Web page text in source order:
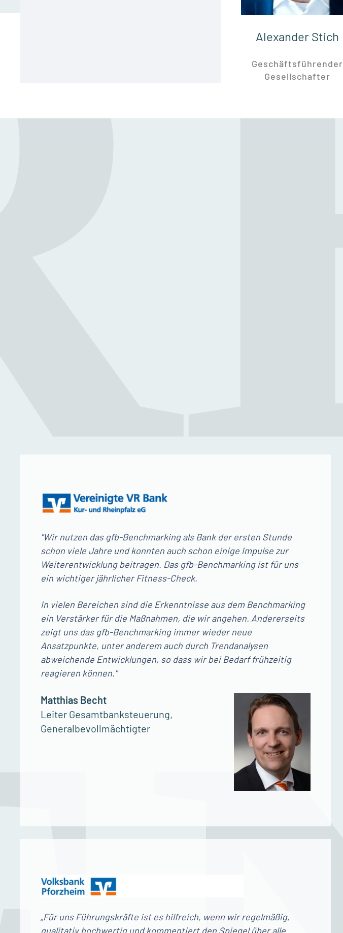
Alexander Stich
Geschäftsführender
Gesellschafter
"Wir nutzen das gfb-Benchmarking als Bank der ersten Stunde
schon viele Jahre und konnten auch schon einige Impulse zur
Weiterentwicklung beitragen. Das gfb-Benchmarking ist für uns
ein wichtiger jährlicher Fitness-Check.
In vielen Bereichen sind die Erkenntnisse aus dem Benchmarking
ein Verstärker für die Maßnahmen, die wir angehen. Andererseits
zeigt uns das gfb-Benchmarking immer wieder neue
Ansatzpunkte, unter anderem auch durch Trendanalysen
abweichende Entwicklungen, so dass wir bei Bedarf frühzeitig
reagieren können."
Matthias Becht
Leiter Gesamtbanksteuerung,
Generalbevollmächtigter
„Für uns Führungskräfte ist es hilfreich, wenn wir regelmäßig,
qualitativ hochwertig und kommentiert den Spiegel über alle